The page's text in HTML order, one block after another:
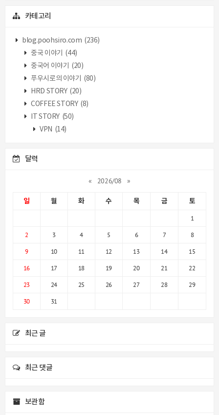
카테고리
blog.poohsiro.com (236)
중국 이야기
(44)
중국어 이야기
(20)
푸우시로의 이야기
(80)
HRD STORY (20)
COFFEE STORY (8)
IT STORY (50)
VPN (14)
달력
« 2026/08 »
일 월 화 수 목 금 토
1
2
3 4 5 6 7
8
9
10 11 12 13 14
15
16
17 18 19 20 21
22
23
24 25 26 27 28
29
30
31
최근 글
최근 댓글
보관함